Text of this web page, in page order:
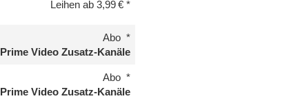
Leihen ab 3,99 €
Abo
Prime Video Zusatz-Kanäle
Abo
Prime Video Zusatz-Kanäle